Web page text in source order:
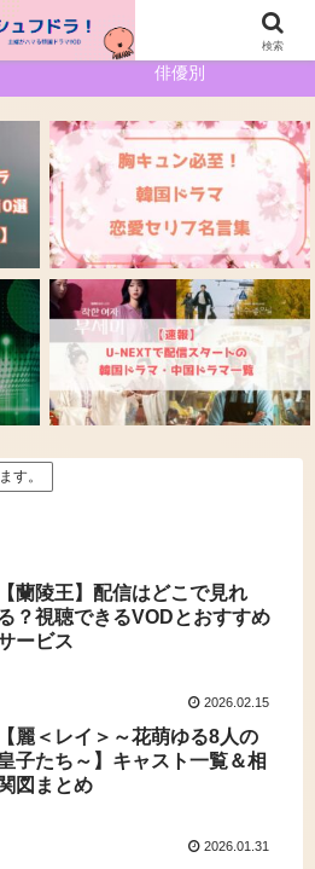
俳優別
す。
【蘭陵王】配信はどこで見れ
？視聴できるVODとおすすめ
ービス
2026.02.15
【麗＜レイ＞～花萌ゆる8人の
子たち～】キャスト一覧＆相
関図まとめ
2026.01.31
検索